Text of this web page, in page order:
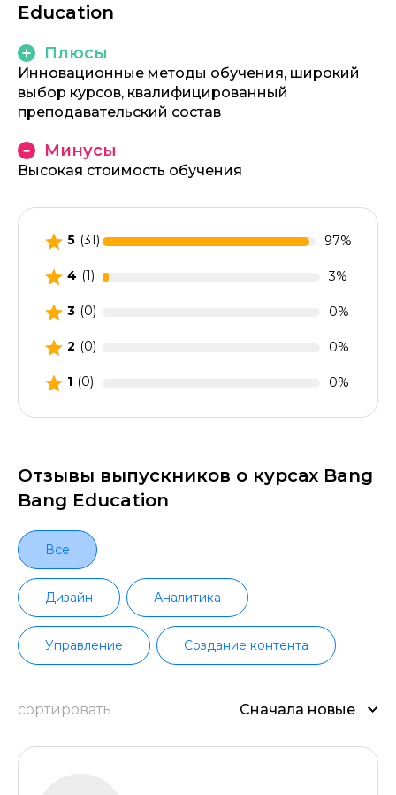
Education
Плюсы
Инновационные методы обучения, широкий
выбор курсов, квалифицированный
преподавательский состав
Минусы
Высокая стоимость обучения
5 (31) 97%
4 (1) 3%
3 (0) 0%
2 (0) 0%
1 (0) 0%
Отзывы выпускников о курсах Bang
Bang Education
Все
Дизайн Аналитика
Управление Создание контента
сортировать Сначала новые